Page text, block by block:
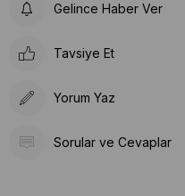
Gelince Haber Ver
Tavsiye Et
Yorum Yaz
Sorular ve Cevaplar